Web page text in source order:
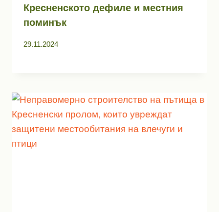
Кресненското дефиле и местния
поминък
29.11.2024